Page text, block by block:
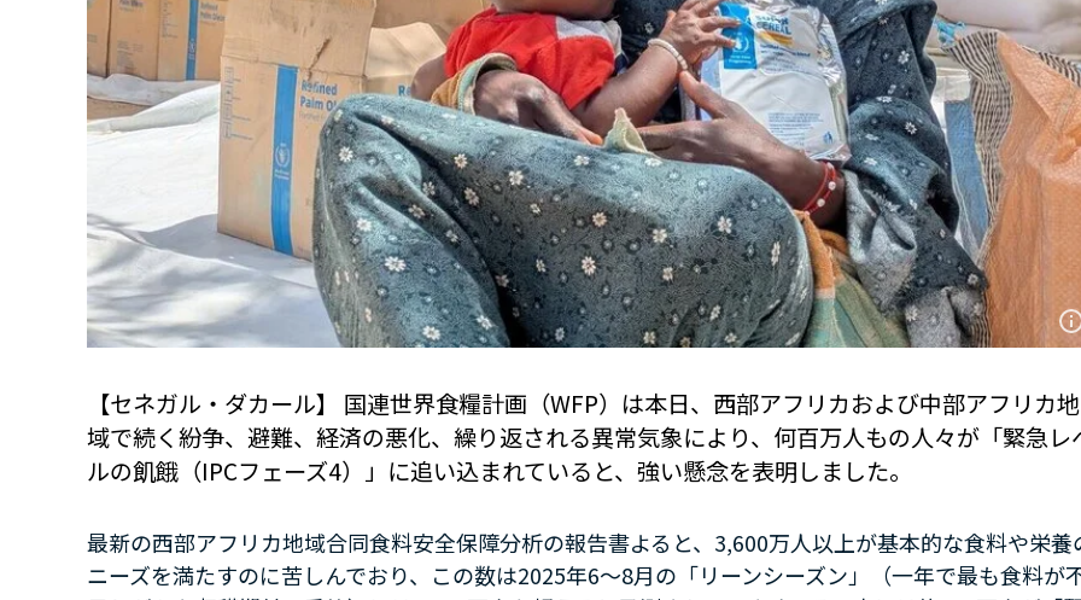
【セネガル・ダカール】 国連世界食糧計画（WFP）は本日、西部アフリカおよび中部アフリカ地
域で続く紛争、避難、経済の悪化、繰り返される異常気象により、何百万人もの人々が「緊急レ
ルの飢餓（IPCフェーズ4）」に追い込まれていると、強い懸念を表明しました。
最新の西部アフリカ地域合同食料安全保障分析の報告書よると、 3,600万人以上が基本的な食料や栄養
ニーズを満たすのに苦しんでおり、この数は2025年6～8月の「リーンシーズン」（一年で最も食料が